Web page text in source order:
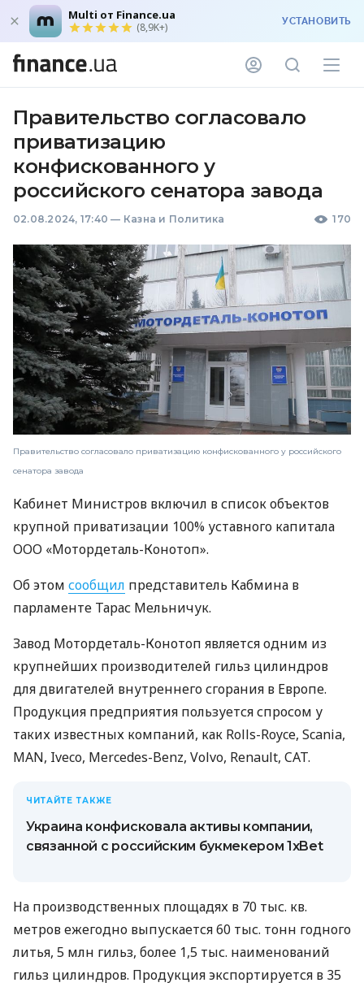
Multi от Finance.ua
(8,9K+) УСТАНОВИТЬ
Правительство согласовало
приватизацию
конфискованного у
российского сенатора завода
02.08.2024, 17:40 — Казна и Политика 170
Правительство согласовало приватизацию конфискованного у российского
сенатора завода
Кабинет Министров включил в список объектов
крупной приватизации 100% уставного капитала
ООО «Мотордеталь-Конотоп».
Об этом сообщил представитель Кабмина в
парламенте Тарас Мельничук.
Завод Мотордеталь-Конотоп является одним из
крупнейших производителей гильз цилиндров
для двигателей внутреннего сгорания в Европе.
Продукция предприятия пользуется спросом у
таких известных компаний, как Rolls-Royce, Scania,
MAN, Iveco, Mercedes-Benz, Volvo, Renault, CAT.
ЧИТАЙТЕ ТАКЖЕ
Украина конфисковала активы компании,
связанной с российским букмекером 1xBet
На производственных площадях в 70 тыс. кв.
метров ежегодно выпускается 60 тыс. тонн годного
литья, 5 млн гильз, более 1,5 тыс. наименований
гильз цилиндров. Продукция экспортируется в 35